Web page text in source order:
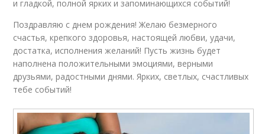
и гладкой, полной ярких и запоминающихся событий!
Поздравляю с днем рождения! Желаю безмерного
счастья, крепкого здоровья, настоящей любви, удачи,
достатка, исполнения желаний! Пусть жизнь будет
наполнена положительными эмоциями, верными
друзьями, радостными днями. Ярких, светлых, счастливых
тебе событий!